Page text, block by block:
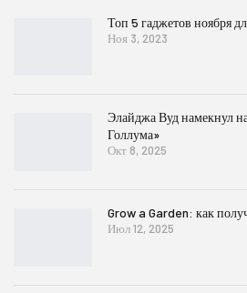
Топ 5 гаджетов ноября
Ноя 3, 2023
Элайджа Вуд намекнул
Голлума»
Окт 8, 2025
Grow a Garden: как
Июл 12, 2025